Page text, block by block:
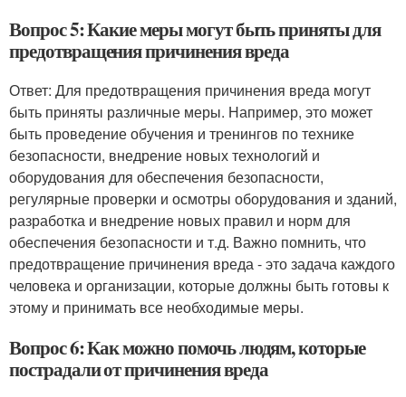
Вопрос 5: Какие меры могут быть приняты для
предотвращения причинения вреда
Ответ: Для предотвращения причинения вреда могут
быть приняты различные меры. Например, это может
быть проведение обучения и тренингов по технике
безопасности, внедрение новых технологий и
оборудования для обеспечения безопасности,
регулярные проверки и осмотры оборудования и зданий,
разработка и внедрение новых правил и норм для
обеспечения безопасности и т.д. Важно помнить, что
предотвращение причинения вреда - это задача каждого
человека и организации, которые должны быть готовы к
этому и принимать все необходимые меры.
Вопрос 6: Как можно помочь людям, которые
пострадали от причинения вреда